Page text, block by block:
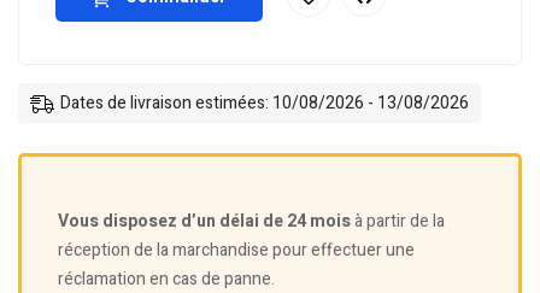
Dates de livraison estimées: 10/08/2026 - 13/08/2026
Vous disposez d’un délai de 24 moisà partir de la
réception de la marchandise pour effectuer une
réclamation en cas de panne.